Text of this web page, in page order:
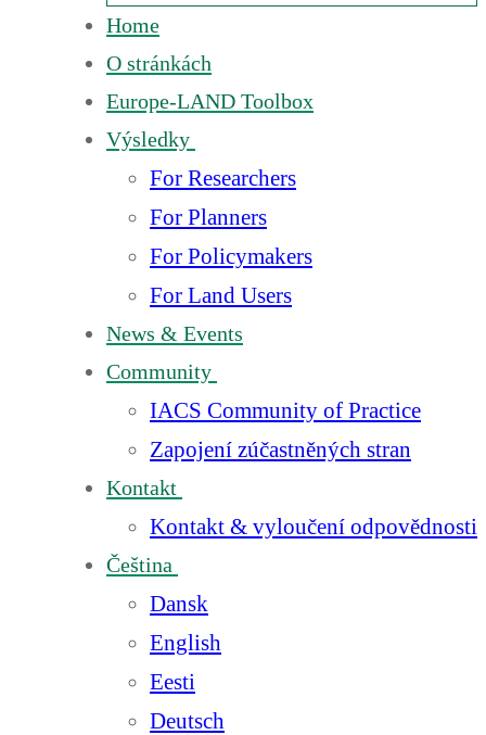
Home
O stránkách
Europe-LAND Toolbox
Výsledky
For Researchers
For Planners
For Policymakers
For Land Users
News & Events
Community
IACS Community of Practice
Zapojení zúčastněných stran
Kontakt
Kontakt & vyloučení odpovědnosti
Čeština
Dansk
English
Eesti
Deutsch